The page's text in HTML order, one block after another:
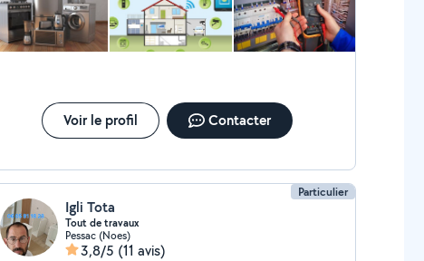
Voir le profil Contacter
Particulier
Igli Tota
Tout de travaux
Pessac (Noes)
3,8/5 (11 avis)